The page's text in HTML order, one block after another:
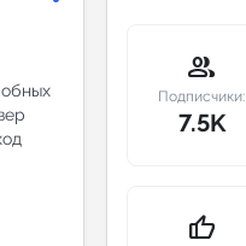
group
Подписчики:
7.5K
thumb_up